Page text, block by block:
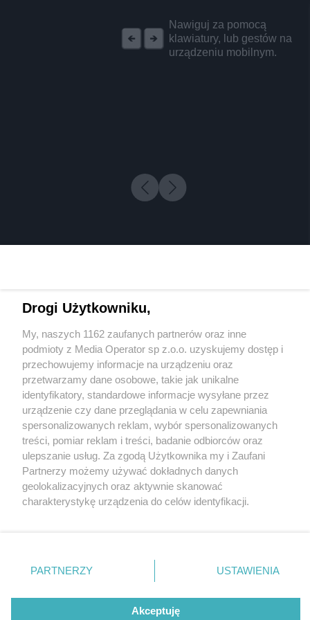
Nawiguj za pomocą
klawiatury, lub gestów na
urządzeniu mobilnym.
1 / 0
Wydawca mediów lokalnych
Nie zapomnij
zapoznać się z:
polityką prywatności
Twojemiasto
Piekary Śląskie
Chorzów
Tarnowskie Góry
Gliwice
Skontakuj sięz nami
Kontakt
Redakcja
Newsletter
Drogi Użytkowniku,
My, naszych 1162 zaufanych partnerów oraz inne
podmioty z Media Operator sp z.o.o. uzyskujemy dostęp i
przechowujemy informacje na urządzeniu oraz
przetwarzamy dane osobowe, takie jak unikalne
identyfikatory, standardowe informacje wysyłane przez
urządzenie czy dane przeglądania w celu zapewniania
spersonalizowanych reklam, wybór spersonalizowanych
treści, pomiar reklam i treści, badanie odbiorców oraz
ulepszanie usług. Za zgodą Użytkownika my i Zaufani
Partnerzy możemy używać dokładnych danych
geolokalizacyjnych oraz aktywnie skanować
charakterystykę urządzenia do celów identyfikacji.
zmienić/wycofać klikając przycisk ustawień prywatności
znajdujący się w lewym dolnym rogu strony
rodzaje przetwarzania danych nie wymagają zgody
użytkownika, ale masz prawo sprzeciwić się takiemu
PARTNERZY USTAWIENIA
Akceptuję